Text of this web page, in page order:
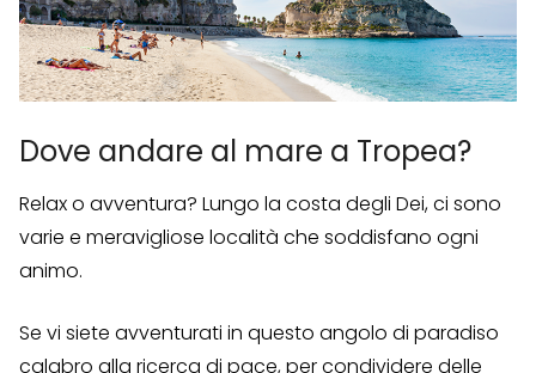
Dove andare al mare a Tropea?
Relax o avventura? Lungo la costa degli Dei, ci sono
varie e meravigliose località che soddisfano ogni
animo.
Se vi siete avventurati in questo angolo di paradiso
calabro alla ricerca di pace, per condividere delle